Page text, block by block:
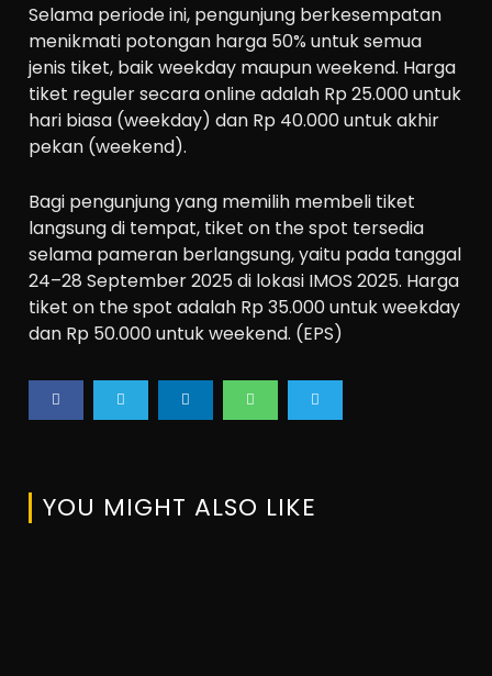
Selama periode ini, pengunjung berkesempatan
menikmati potongan harga 50% untuk semua
jenis tiket, baik weekday maupun weekend. Harga
tiket reguler secara online adalah Rp 25.000 untuk
hari biasa (weekday) dan Rp 40.000 untuk akhir
pekan (weekend).
Bagi pengunjung yang memilih membeli tiket
langsung di tempat, tiket on the spot tersedia
selama pameran berlangsung, yaitu pada tanggal
24–28 September 2025 di lokasi IMOS 2025. Harga
tiket on the spot adalah Rp 35.000 untuk weekday
dan Rp 50.000 untuk weekend. (EPS)
YOU MIGHT ALSO LIKE